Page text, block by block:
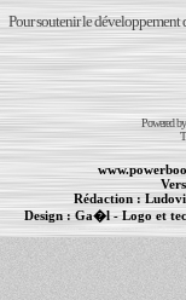
Pour soutenir le développement
Powered
Rédaction :
Design :Ga�l- Logo et
PowerBook